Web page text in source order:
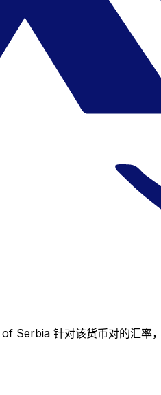
Serbia 针对该货币对的汇率